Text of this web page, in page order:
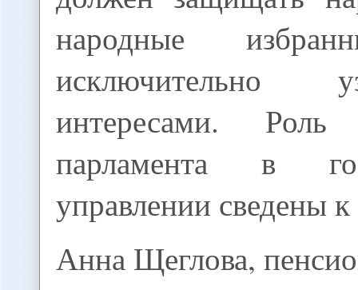
народные
исключительно
интересами.
парламента в
управлении сведены
Анна Щеглова,